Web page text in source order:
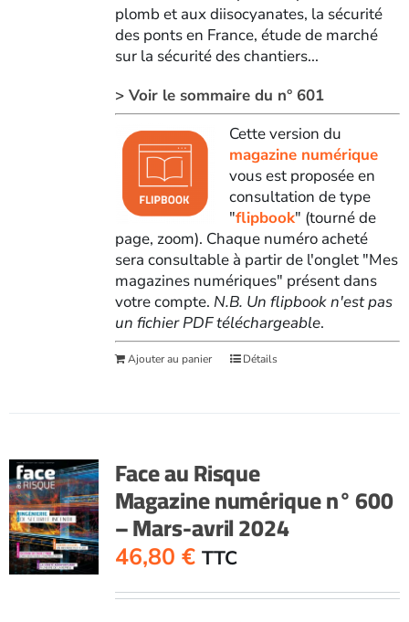
plomb et aux diisocyanates, la sécurité
des ponts en France, étude de marché
sur la sécurité des chantiers...
> Voir le sommaire du n° 601
Cette version du
magazine numérique
vous est proposée en
consultation de type
"flipbook" (tourné de
page, zoom). Chaque numéro acheté
sera consultable à partir de l'onglet "Mes
magazines numériques" présent dans
votre compte. N.B. Un flipbook n'est pas
un fichier PDF téléchargeable.
Ajouter au panier Détails
Face au Risque
Magazine numérique n° 600
– Mars-avril 2024
46,80 € TTC